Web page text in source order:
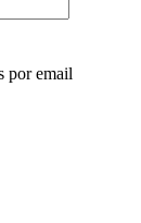
por email